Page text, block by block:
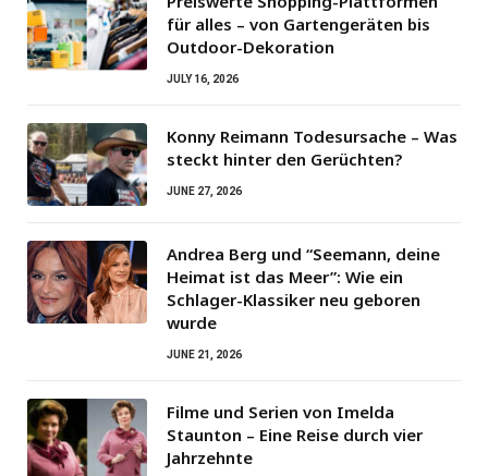
für alles – von Gartengeräten bis
Outdoor-Dekoration
JULY 16, 2026
Konny Reimann Todesursache – Was
steckt hinter den Gerüchten?
JUNE 27, 2026
Andrea Berg und “Seemann, deine
Heimat ist das Meer”: Wie ein
Schlager-Klassiker neu geboren
wurde
JUNE 21, 2026
Filme und Serien von Imelda
Staunton – Eine Reise durch vier
Jahrzehnte